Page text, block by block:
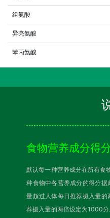
组氨酸
异亮氨酸
苯丙氨酸
食物营养成分得
默认每一种营养成分在所有食
种食物中各营养成分的得分
量超过人体每日推荐摄入量
荐摄入量的两倍设定为1000